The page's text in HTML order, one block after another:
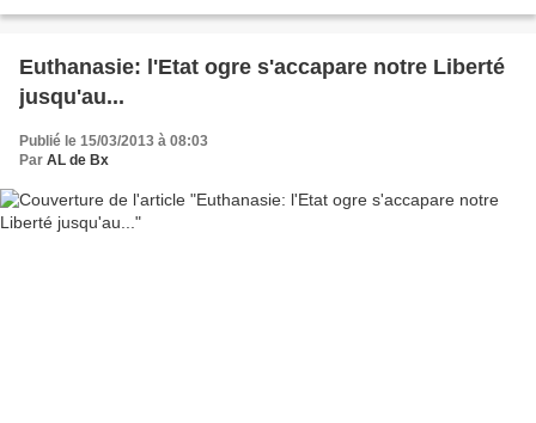
Euthanasie: l'Etat ogre s'accapare notre Liberté
jusqu'au...
Publié le 15/03/2013 à 08:03
Par AL de Bx